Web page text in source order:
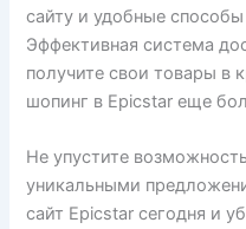
сайту и удобные
Эффективная система
получите свои товары в
шопинг в Epicstar еще
Не упустите
уникальными
сайт Epicstar сегодня и